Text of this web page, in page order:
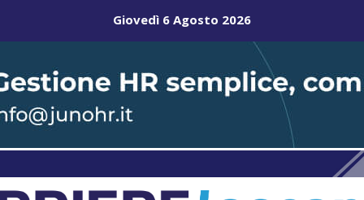
Giovedì 6 Agosto 2026